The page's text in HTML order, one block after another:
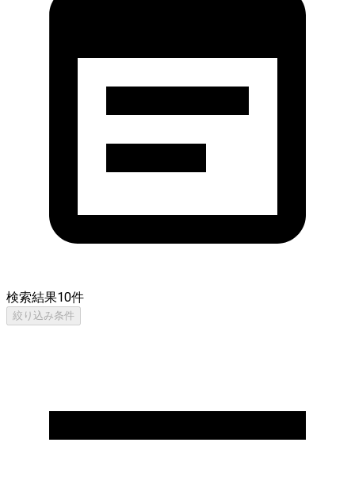
検索結果10件
絞り込み条件